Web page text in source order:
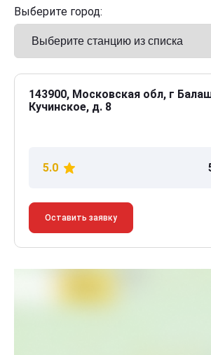
Выберите город:
143900, Московская обл, г
Кучинское, д. 8
5.0
Оставить заявку